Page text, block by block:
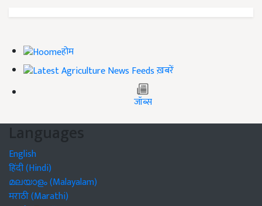
होम
ख़बरें
जॉब्स
Languages
English
हिंदी (Hindi)
മലയാളം (Malayalam)
मराठी (Marathi)